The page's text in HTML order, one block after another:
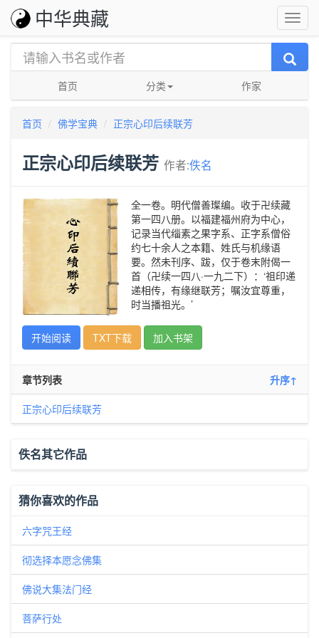
中华典藏
首页 分类 作家
首页 佛学宝典 正宗心印后续联芳
正宗心印后续联芳 作者:佚名
全一卷。明代僧善璨编。收于卍续藏
第一四八册。以福建福州府为中心，
记录当代缁素之果字系、正字系僧俗
约七十余人之本籍、姓氏与机缘语
要。然未刊序、跋，仅于卷末附偈一
首（卍续一四八·一九二下）：‘祖印递
递相传，有缘继联芳；嘱汝宜尊重，
时当播祖光。’
开始阅读 TXT下载 加入书架
章节列表 升序↑
正宗心印后续联芳
佚名其它作品
猜你喜欢的作品
六字咒王经
彻选择本愿念佛集
佛说大集法门经
菩萨行处